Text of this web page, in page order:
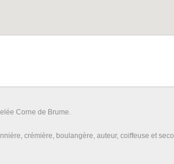
Corne de Brume.
crémière, boulangère, auteur, coiffeuse et